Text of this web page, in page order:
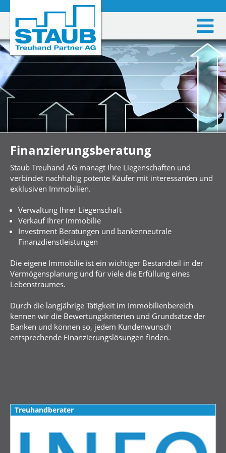
Finanzierungsberatung
Staub Treuhand AG managt Ihre Liegenschaften und
verbindet nachhaltig potente Käufer mit interessanten und
exklusiven Immobilien.
Verwaltung Ihrer Liegenschaft
Verkauf Ihrer Immobilie
Investment Beratungen und bankenneutrale
Finanzdienstleistungen
Die eigene Immobilie ist ein wichtiger Bestandteil in der
Vermögensplanung und für viele die Erfüllung eines
Lebenstraumes.
Durch die langjährige Tätigkeit im Immobilienbereich
kennen wir die Bewertungskriterien und Grundsätze der
Banken und können so, jedem Kundenwunsch
entsprechende Finanzierungslösungen finden.
Treuhandberater